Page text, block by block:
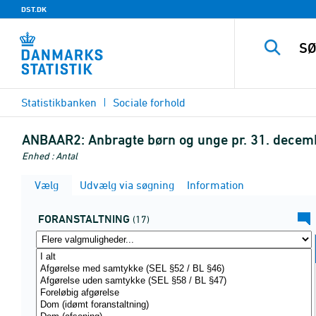
DST.DK
Statistikbanken Sociale forhold
ANBAAR2: Anbragte børn og unge pr. 31.
Enhed : Antal
Vælg Udvælg via søgning Information
FORANSTALTNING (17)